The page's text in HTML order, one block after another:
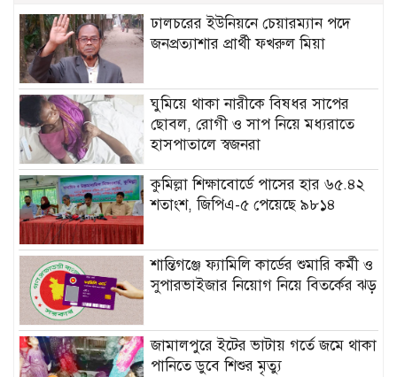
ঢালচরের ইউনিয়নে চেয়ারম্যান পদে
জনপ্রত্যাশার প্রার্থী ফখরুল মিয়া
ঘুমিয়ে থাকা নারীকে বিষধর সাপের
ছোবল, রোগী ও সাপ নিয়ে মধ্যরাতে
হাসপাতালে স্বজনরা
কুমিল্লা শিক্ষাবোর্ডে পাসের হার ৬৫.৪২
শতাংশ, জিপিএ-৫ পেয়েছে ৯৮১৪
শান্তিগঞ্জে ফ্যামিলি কার্ডের শুমারি কর্মী ও
সুপারভাইজার নিয়োগ নিয়ে বিতর্কের ঝড়
জামালপুরে ইটের ভাটায় গর্তে জমে থাকা
পানিতে ডুবে শিশুর মৃত্যু